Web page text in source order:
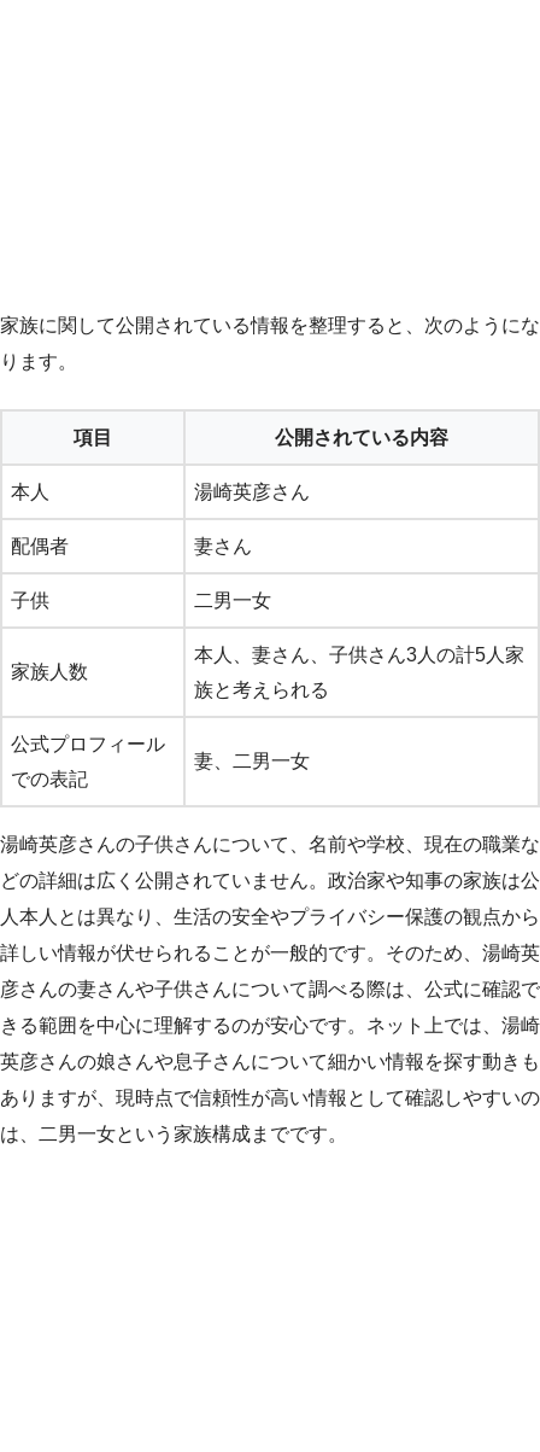
家族に関して公開されている情報を整理すると、次のようにな
ります。
項目 公開されている内容
本人 湯崎英彦さん
配偶者 妻さん
子供 二男一女
家族人数
本人、妻さん、子供さん3人の計5人家
族と考えられる
公式プロフィール
での表記
妻、二男一女
湯崎英彦さんの子供さんについて、名前や学校、現在の職業な
どの詳細は広く公開されていません。政治家や知事の家族は公
人本人とは異なり、生活の安全やプライバシー保護の観点から
詳しい情報が伏せられることが一般的です。そのため、湯崎英
彦さんの妻さんや子供さんについて調べる際は、公式に確認で
きる範囲を中心に理解するのが安心です。ネット上では、湯崎
英彦さんの娘さんや息子さんについて細かい情報を探す動きも
ありますが、現時点で信頼性が高い情報として確認しやすいの
は、二男一女という家族構成までです。